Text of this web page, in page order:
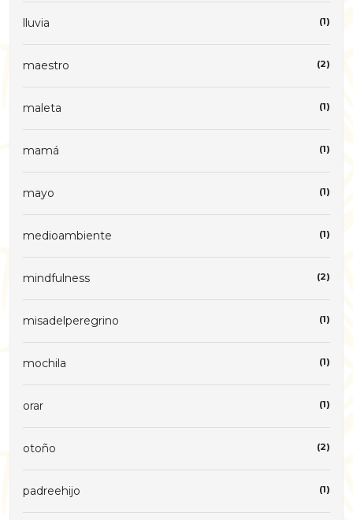
lluvia (1)
maestro (2)
maleta (1)
mamá (1)
mayo (1)
medioambiente (1)
mindfulness (2)
misadelperegrino (1)
mochila (1)
orar (1)
otoño (2)
padreehijo (1)